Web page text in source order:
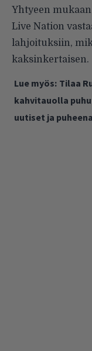
Yhtyeen
Live Nation
lahjoituksiin,
kaksinkertaisen.
Lue myös: Tilaa
kahvitauolla
uutiset ja